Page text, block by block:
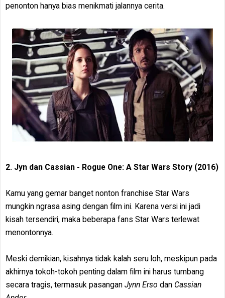
penonton hanya bias menikmati jalannya cerita.
2. Jyn dan Cassian - Rogue One: A Star Wars Story (2016)
Kamu yang gemar banget nonton franchise Star Wars
mungkin ngrasa asing dengan film ini. Karena versi ini jadi
kisah tersendiri, maka beberapa fans Star Wars terlewat
menontonnya.
Meski demikian, kisahnya tidak kalah seru loh, meskipun pada
akhirnya tokoh-tokoh penting dalam film ini harus tumbang
secara tragis, termasuk pasangan Jynn Erso dan Cassian